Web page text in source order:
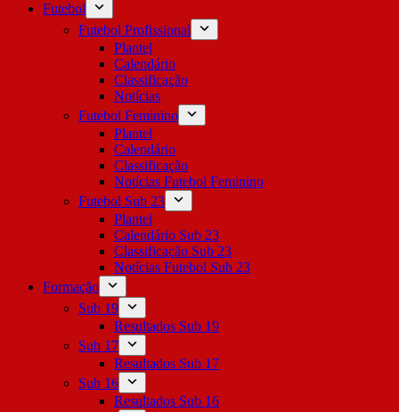
Futebol
Futebol Profissional
Plantel
Calendário
Classificação
Notícias
Futebol Feminino
Plantel
Calendário
Classificação
Notícias Futebol Feminino
Futebol Sub 23
Plantel
Calendário Sub 23
Classificação Sub 23
Notícias Futebol Sub 23
Formação
Sub 19
Resultados Sub 19
Sub 17
Resultados Sub 17
Sub 16
Resultados Sub 16